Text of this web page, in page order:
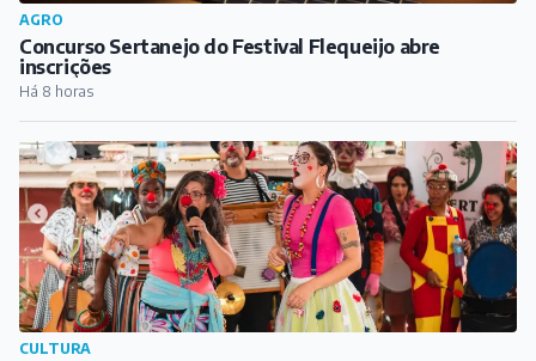
AGRO
Concurso Sertanejo do Festival Flequeijo abre
inscrições
Há 8 horas
CULTURA